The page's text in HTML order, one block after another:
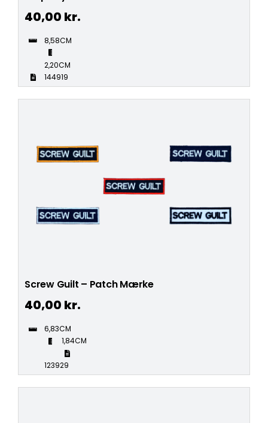
40,00 kr.
8,58CM
2,20CM
144919
Screw Guilt – Patch Mærke
40,00 kr.
6,83CM
1,84CM
123929